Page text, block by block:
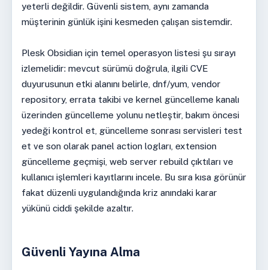
yeterli değildir. Güvenli sistem, aynı zamanda
müşterinin günlük işini kesmeden çalışan sistemdir.
Plesk Obsidian için temel operasyon listesi şu sırayı
izlemelidir: mevcut sürümü doğrula, ilgili CVE
duyurusunun etki alanını belirle, dnf/yum, vendor
repository, errata takibi ve kernel güncelleme kanalı
üzerinden güncelleme yolunu netleştir, bakım öncesi
yedeği kontrol et, güncelleme sonrası servisleri test
et ve son olarak panel action logları, extension
güncelleme geçmişi, web server rebuild çıktıları ve
kullanıcı işlemleri kayıtlarını incele. Bu sıra kısa görünür
fakat düzenli uygulandığında kriz anındaki karar
yükünü ciddi şekilde azaltır.
Güvenli Yayına Alma